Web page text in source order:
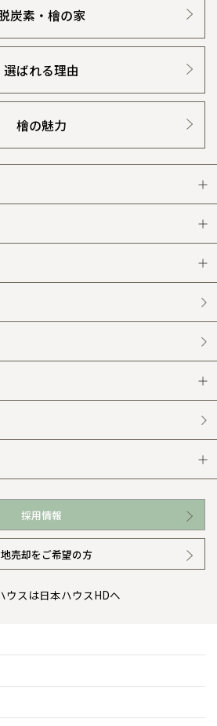
炭素・檜の家
選ばれる理由
檜の魅力
ーム
採用情報
売却をご希望の方
ウスは日本ハウスHDへ